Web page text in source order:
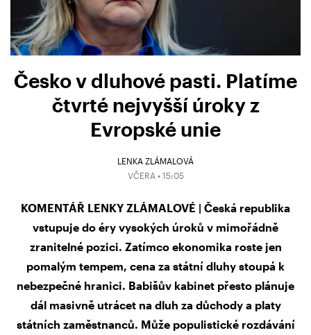
Česko v dluhové pasti. Platíme
čtvrté nejvyšší úroky z
Evropské unie
LENKA ZLÁMALOVÁ
VČERA • 15:05
KOMENTÁŘ LENKY ZLÁMALOVÉ | Česká republika
vstupuje do éry vysokých úroků v mimořádně
zranitelné pozici. Zatímco ekonomika roste jen
pomalým tempem, cena za státní dluhy stoupá k
nebezpečné hranici. Babišův kabinet přesto plánuje
dál masivně utrácet na dluh za důchody a platy
státních zaměstnanců. Může populistické rozdávání